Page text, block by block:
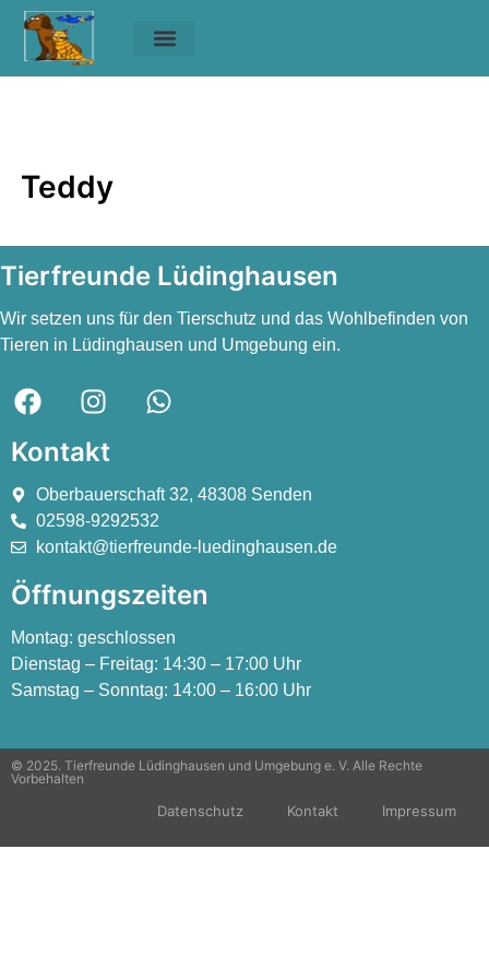
Teddy
Tierfreunde Lüdinghausen
Wir setzen uns für den Tierschutz und das Wohlbefinden von
Tieren in Lüdinghausen und Umgebung ein.
Kontakt
Oberbauerschaft 32, 48308 Senden
02598-9292532
kontakt@tierfreunde-luedinghausen.de
Öffnungszeiten
Montag: geschlossen
Dienstag – Freitag: 14:30 – 17:00 Uhr
Samstag – Sonntag: 14:00 – 16:00 Uhr
© 2025. Tierfreunde Lüdinghausen und Umgebung e. V. Alle Rechte
Vorbehalten
Datenschutz Kontakt Impressum